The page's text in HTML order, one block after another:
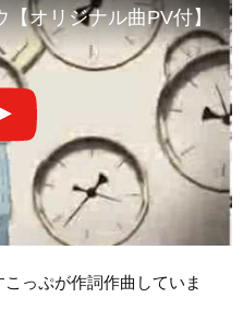
【オリジナル曲PV付】
こっぷが作詞作曲していま